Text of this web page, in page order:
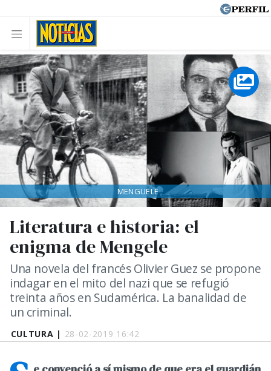
CULTURA | 28-02-2019 16:42
Literatura e historia: el
enigma de Mengele
Una novela del francés Olivier Guez se propone
indagar en el mito del nazi que se refugió
treinta años en Sudamérica. La banalidad de
un criminal.
MENGUELE